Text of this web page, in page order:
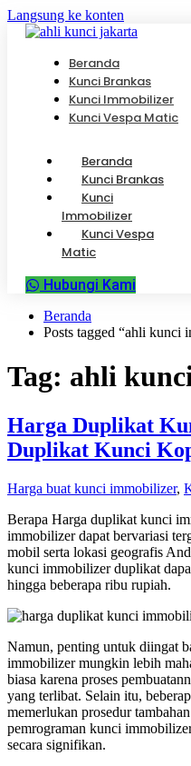
Langsung ke konten
Beranda
Kunci Brankas
Kunci Immobilizer
Kunci Vespa Matic
Beranda
Kunci Brankas
Kunci
Immobilizer
Kunci Vespa
Matic
Hubungi Kami
Beranda
Posts tagged “ahli kunci
Tag: ahli
Harga Duplikat
Duplikat Kunci
Harga buat kunci immobilizer,
Berapa Harga duplikat kunci
immobilizer dapat bervariasi
mobil serta lokasi geografis
kunci immobilizer duplikat
hingga beberapa ribu rupiah.
Namun, penting untuk diingat
immobilizer mungkin lebih
biasa karena proses
yang terlibat. Selain itu,
memerlukan prosedur
pemrograman kunci
secara signifikan.